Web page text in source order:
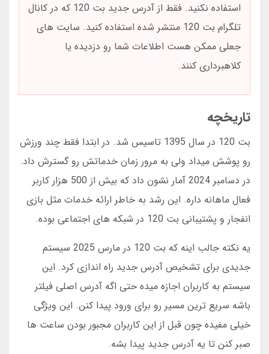
استفاده نکنید. فقط از آدرس جدید بت 120 که در کانال
تلگرام بت 120 منتشر شده استفاده کنید. سایت های
جعلی ممکن هست اطلاعات شما رو دزدیده یا
کلاهبرداری کنند.
تاریخچه
بت 120 در سال 1395 تاسیس شد. در ابتدا فقط چند ورزش
رو پوشش میداد ولی به مرور زمان خدماتش رو گسترش داد.
در دسامبر 2024 آمار نشون داد که بیش از 500 هزار کاربر
فعال ماهانه داره. این رشد به خاطر ارائه خدمات مثل بازی
انفجار و پشتیبانی بت 120 در شبکه های اجتماعی بوده.
یه نکته جالب اینه که بت 120 در مارس 2025 سیستم
جدیدی برای تشخیص آدرس جدید راه اندازی کرد. این
سیستم به کاربران اجازه میده حتی اگه آدرس اصلی فیلتر
باشه سریع ترین مسیر رو برای ورود پیدا کنن. این ویژگی
خیلی مفیده چون قبل از این کاربران مجبور بودن ساعت ها
صبر کنن تا یه آدرس جدید پیدا بشه.